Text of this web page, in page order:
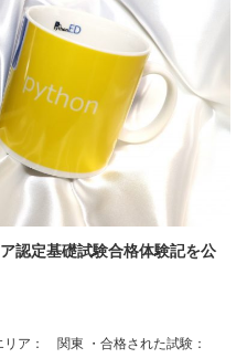
認定基礎試験合格体験記を公
ア： 関東 ・合格された試験：